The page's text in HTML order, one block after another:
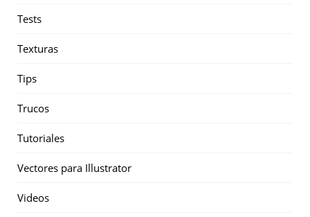
Tests
Texturas
Tips
Trucos
Tutoriales
Vectores para Illustrator
Videos